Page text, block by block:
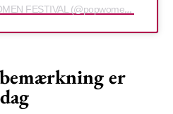
Et opslag delt af POP WOMEN FESTIVAL (@popwomenfestival)
er